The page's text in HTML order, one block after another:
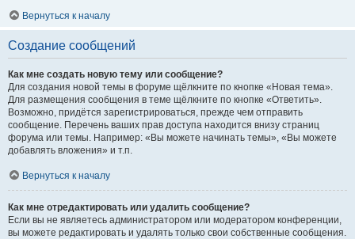
Вернуться к началу
Создание сообщений
Как мне создать новую тему или сообщение?
Для создания новой темы в форуме щёлкните по кнопке «Новая тема».
Для размещения сообщения в теме щёлкните по кнопке «Ответить».
Возможно, придётся зарегистрироваться, прежде чем отправить
сообщение. Перечень ваших прав доступа находится внизу страниц
форума или темы. Например: «Вы можете начинать темы», «Вы можете
добавлять вложения» и т.п.
Вернуться к началу
Как мне отредактировать или удалить сообщение?
Если вы не являетесь администратором или модератором конференции,
вы можете редактировать и удалять только свои собственные сообщения.